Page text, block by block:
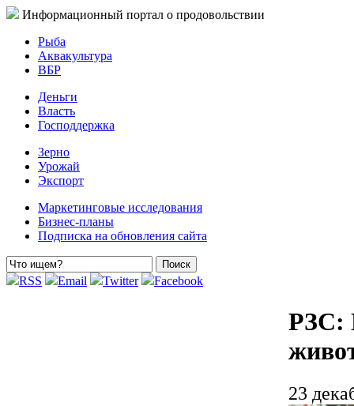
Информационный портал о продовольствии
Рыба
Аквакультура
ВБР
Деньги
Власть
Господдержка
Зерно
Урожай
Экспорт
Маркетинговые исследования
Бизнес-планы
Подписка на обновления сайта
RSS Email Twitter Facebook
РЗС:
23